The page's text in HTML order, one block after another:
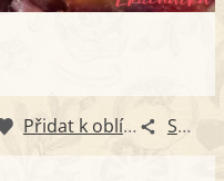
Přidat k oblíbeným Sdílet